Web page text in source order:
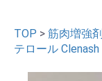
TOP > 筋肉増強
テロール